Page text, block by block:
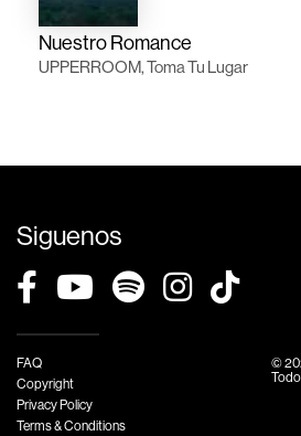
Nuestro Romance
UPPERROOM, Toma Tu Lugar
Siguenos
FAQ
Copyright
Privacy Policy
Terms & Conditions
©